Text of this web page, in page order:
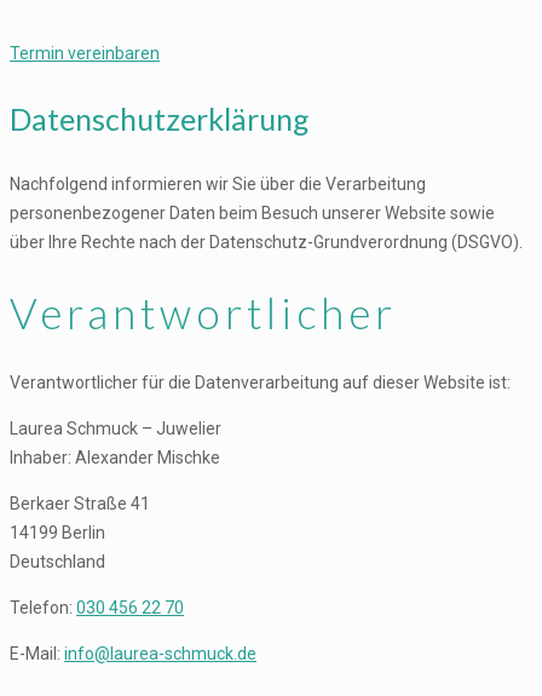
Termin vereinbaren
Datenschutzerklärung
Nachfolgend informieren wir Sie über die Verarbeitung
personenbezogener Daten beim Besuch unserer Website sowie
über Ihre Rechte nach der Datenschutz-Grundverordnung (DSGVO).
Verantwortlicher
Verantwortlicher für die Datenverarbeitung auf dieser Website ist:
Laurea Schmuck – Juwelier
Inhaber: Alexander Mischke
Berkaer Straße 41
14199 Berlin
Deutschland
Telefon: 030 456 22 70
E-Mail: info@laurea-schmuck.de